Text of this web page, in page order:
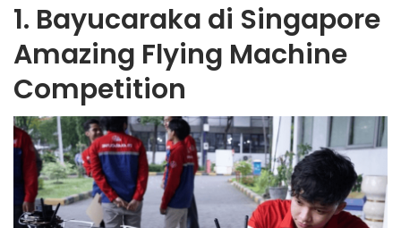
1. Bayucaraka di Singapore
Amazing Flying Machine
Competition